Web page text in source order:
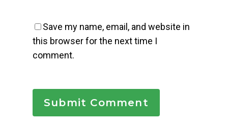
Save my name, email, and website in
this browser for the next time I
comment.